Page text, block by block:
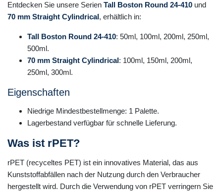
Entdecken Sie unsere Serien Tall Boston Round 24-410 und
70 mm Straight Cylindrical, erhältlich in:
Tall Boston Round 24-410: 50ml, 100ml, 200ml, 250ml,
500ml.
70 mm Straight Cylindrical: 100ml, 150ml, 200ml,
250ml, 300ml.
Eigenschaften
Niedrige Mindestbestellmenge: 1 Palette.
Lagerbestand verfügbar für schnelle Lieferung.
Was ist rPET?
rPET (recyceltes PET) ist ein innovatives Material, das aus
Kunststoffabfällen nach der Nutzung durch den Verbraucher
hergestellt wird. Durch die Verwendung von rPET verringern Sie